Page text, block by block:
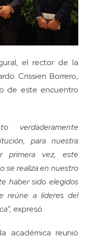
el rector de la
Crissien Borrero,
de este encuentro
verdaderamente
para nuestra
primera vez, este
se realiza en nuestro
haber sido elegidos
reúne a líderes del
expresó.
académica reunió